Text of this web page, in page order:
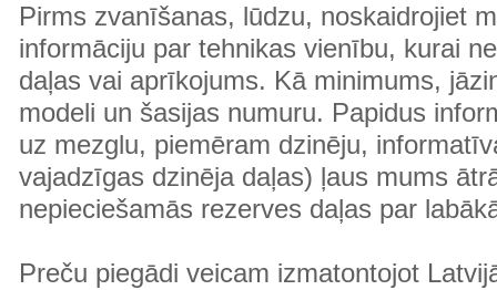
Pirms zvanīšanas, lūdzu, noskaidrojiet
informāciju par tehnikas vienību, kurai
daļas vai aprīkojums. Kā minimums,
modeli un šasijas numuru. Papidus
uz mezglu, piemēram dzinēju,
vajadzīgas dzinēja daļas) ļaus mums
nepieciešamās rezerves daļas par
Preču piegādi veicam izmatontojot